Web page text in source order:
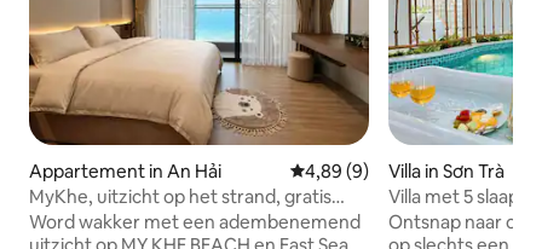
Appartement in An Hải Gemiddelde beoordeling van
4,89 (9)
MyKhe, uitzicht op het strand, gratis
zwembad en fitnessruimte - op 0
minuten lopen van het strand
Word wakker met een adembenemend
Villa in Sơn Trà
Villa met 5
afstand van het
zwembad sauna
Ontsnap naar